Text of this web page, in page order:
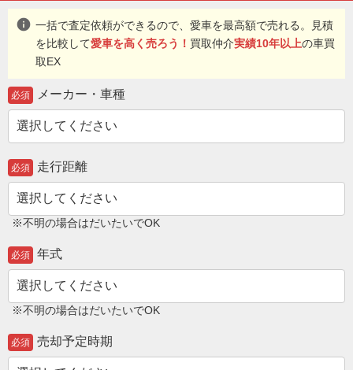
info 一括で査定依頼ができるので、愛車を最高額で売れる。見積
を比較して愛車を高く売ろう！ 買取仲介実績10年以上の車買
取EX
必須 メーカー・車種
必須 走行距離
※不明の場合はだいたいでOK
必須 年式
※不明の場合はだいたいでOK
必須 売却予定時期